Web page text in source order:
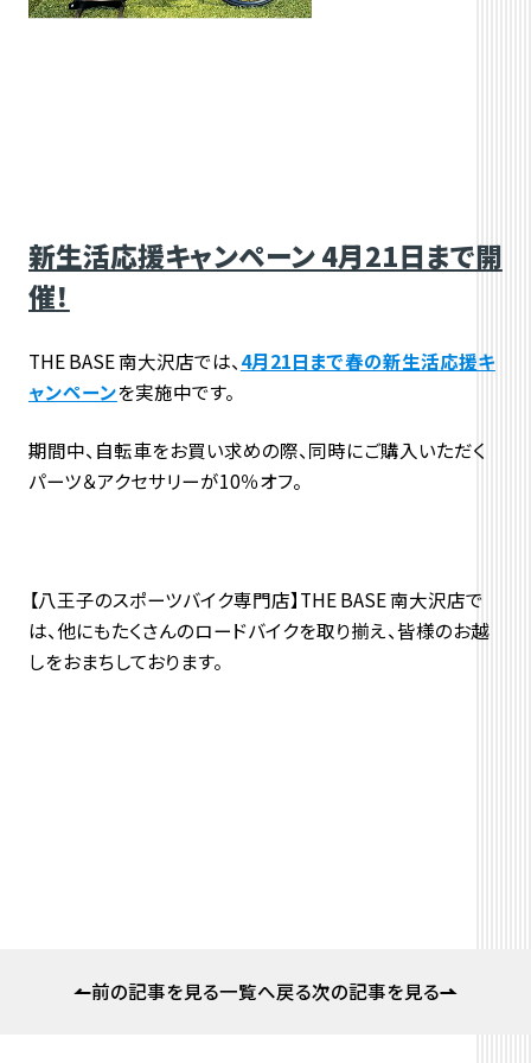
新生活応援キャンペーン 4月21日まで開
催！
THE BASE 南大沢店では、 4月21日まで春の新生活応援キ
ャンペーンを実施中です。
期間中、自転車をお買い求めの際、同時にご購入いただく
パーツ＆アクセサリーが10％オフ。
【八王子のスポーツバイク専門店】THE BASE 南大沢店で
は、他にもたくさんのロードバイクを取り揃え、皆様のお越
しをおまちしております。
前の記事を見る一覧へ戻る次の記事を見る